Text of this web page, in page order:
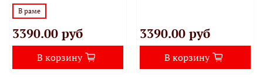
В раме
3390.00 руб
В корзину
3390.00 руб
В корзину